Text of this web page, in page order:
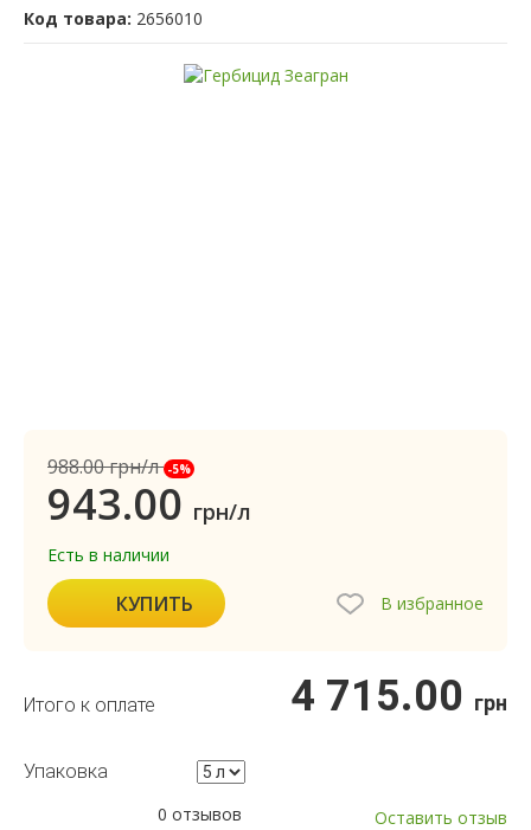
Код товара: 2656010
988.00грн/л -5%
943.00 грн/л
Есть в наличии
КУПИТЬ В избранное
Итого к оплате 4 715.00 грн
Упаковка
0 отзывов
Оставить отзыв